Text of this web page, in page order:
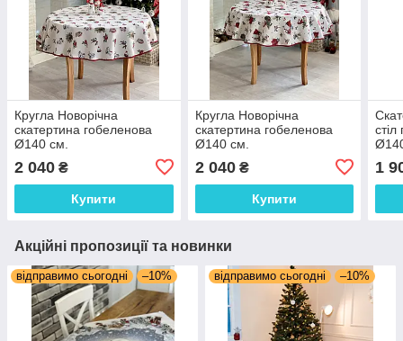
Кругла Новорічна
скатертина гобеленова
Ø140 см.
2 040 ₴
Купити
Кругла Новорічна
скатертина гобеленова
Ø140 см.
2 040₴
Купити
1
Акційні пропозиції та новинки
відправимо сьогодні –10% відправимо сьогодні –10%